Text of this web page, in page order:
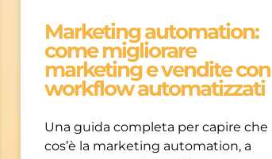
Marketing automation:
come migliorare
marketing e vendite con
workflow automatizzati
Una guida completa per capire che
cos’è la marketing automation, a